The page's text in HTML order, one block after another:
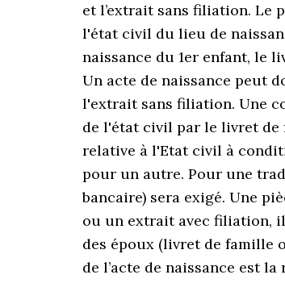
et l’extrait sans filiation. Le
l'état civil du lieu de
naissance du 1er enfant, le
Un acte de naissance peut
l'extrait sans filiation. Une
de l'état civil par le livret
relative à l'Etat civil à
pour un autre. Pour une
bancaire) sera exigé. Une
ou un extrait avec filiation,
des époux (livret de famille
de l’acte de naissance est